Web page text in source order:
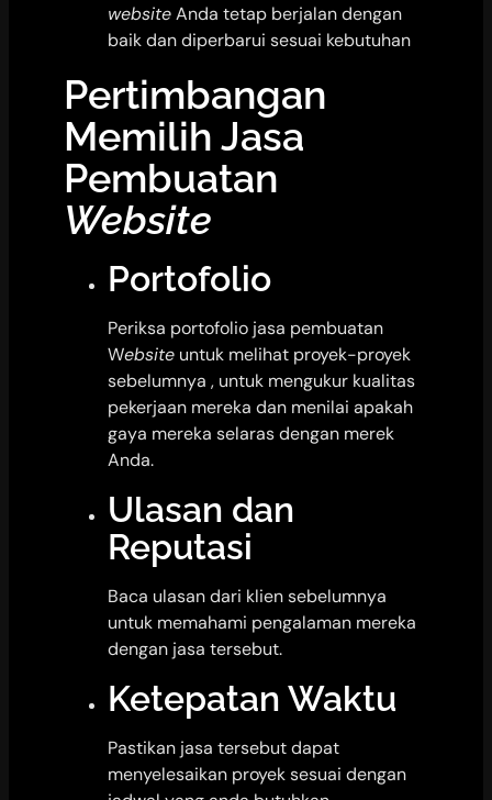
websiteAnda tetap berjalan dengan
baik dan diperbarui sesuai kebutuhan
Pertimbangan
Memilih Jasa
Pembuatan
Website
Portofolio
Periksa portofolio jasa pembuatan
Website untuk melihat proyek-proyek
sebelumnya , untuk mengukur kualitas
pekerjaan mereka dan menilai apakah
gaya mereka selaras dengan merek
Anda.
Ulasan dan
Reputasi
Baca ulasan dari klien sebelumnya
untuk memahami pengalaman mereka
dengan jasa tersebut.
Ketepatan Waktu
Pastikan jasa tersebut dapat
menyelesaikan proyek sesuai dengan